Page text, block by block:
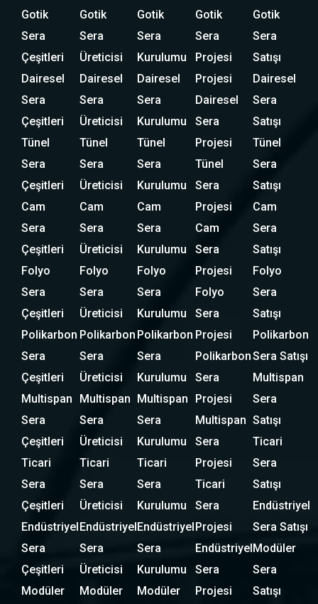
Gotik
Sera
Çeşitleri
Dairesel
Sera
Çeşitleri
Tünel
Sera
Çeşitleri
Cam
Sera
Çeşitleri
Folyo
Sera
Çeşitleri
Polikarbon
Sera
Çeşitleri
Multispan
Sera
Çeşitleri
Ticari
Sera
Çeşitleri
Endüstriyel
Sera
Çeşitleri
Modüler
Gotik
Sera
Üreticisi
Dairesel
Sera
Üreticisi
Tünel
Sera
Üreticisi
Cam
Sera
Üreticisi
Folyo
Sera
Üreticisi
Polikarbon
Sera
Üreticisi
Multispan
Sera
Üreticisi
Ticari
Sera
Üreticisi
Endüstriyel
Sera
Üreticisi
Modüler
Gotik
Sera
Kurulumu
Dairesel
Sera
Kurulumu
Tünel
Sera
Kurulumu
Cam
Sera
Kurulumu
Folyo
Sera
Kurulumu
Polikarbon
Sera
Kurulumu
Multispan
Sera
Kurulumu
Ticari
Sera
Kurulumu
Endüstriyel
Sera
Kurulumu
Modüler
Gotik
Sera
Projesi
Projesi
Dairesel
Sera
Projesi
Tünel
Sera
Projesi
Cam
Sera
Projesi
Folyo
Sera
Projesi
Polikarbon
Sera
Projesi
Multispan
Sera
Projesi
Ticari
Sera
Projesi
Endüstriyel
Sera
Projesi
Gotik
Sera
Satışı
Dairesel
Sera
Satışı
Tünel
Sera
Satışı
Cam
Sera
Satışı
Folyo
Sera
Satışı
Polikarbon
Sera Satışı
Multispan
Sera
Satışı
Ticari
Sera
Satışı
Endüstriyel
Sera Satışı
Modüler
Sera
Satışı